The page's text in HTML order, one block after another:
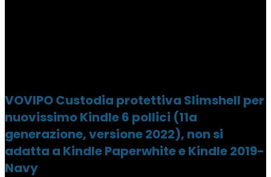
VOVIPO Custodia protettiva Slimshell per
nuovissimo Kindle 6 pollici (11a
generazione, versione 2022), non si
adatta a Kindle Paperwhite e Kindle 2019-
Navy